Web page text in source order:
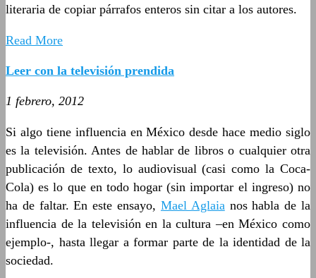
literaria de copiar párrafos enteros sin citar a los autores.
Read More
Leer con la televisión prendida
1 febrero, 2012
Si algo tiene influencia en México desde hace medio siglo
es la televisión. Antes de hablar de libros o cualquier otra
publicación de texto, lo audiovisual (casi como la Coca-
Cola) es lo que en todo hogar (sin importar el ingreso) no
ha de faltar. En este ensayo, Mael Aglaia nos habla de la
influencia de la televisión en la cultura –en México como
ejemplo-, hasta llegar a formar parte de la identidad de la
sociedad.